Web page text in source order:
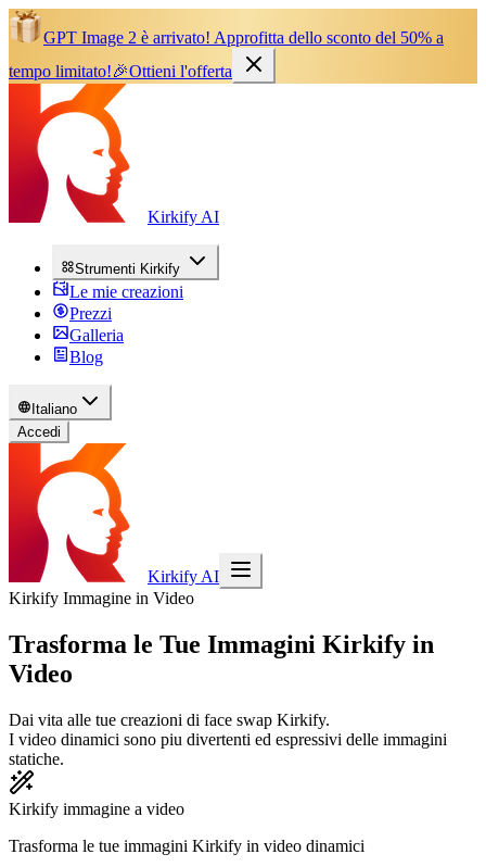
GPT Image 2 è arrivato! Approfitta dello sconto del 50% a
tempo limitato!🎉Ottieni l'offerta
Kirkify AI
Strumenti Kirkify
Le mie creazioni
Prezzi
Galleria
Blog
Italiano
Accedi
Kirkify AI
Kirkify Immagine in Video
Trasforma le Tue Immagini Kirkify in
Video
Dai vita alle tue creazioni di face swap Kirkify.
I video dinamici sono piu divertenti ed espressivi delle immagini
statiche.
Kirkify immagine a video
Trasforma le tue immagini Kirkify in video dinamici